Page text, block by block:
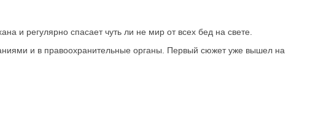
и регулярно спасает чуть ли не мир от всех бед на свете.
и в правоохранительные органы. Первый сюжет уже вышел на